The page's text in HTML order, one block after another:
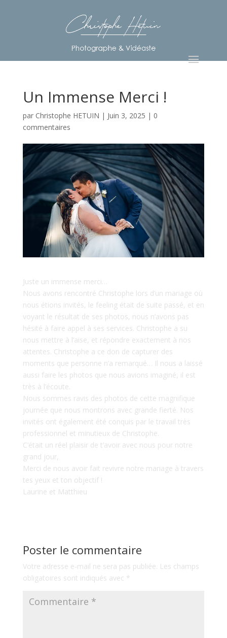
Un Immense Merci !
par Christophe HETUIN | Juin 3, 2025 | 0
commentaires
Juste un immense merci…
Nous avons rencontré Christophe lors d’un mariage où
nous étions invités, le feeling était de suite passé, et en
voyant le résultat de ses photos, nous n’avons pas
hésité à faire appel à ses services. Christophe a su
nous mettre à l’aise, et répondre exactement à nos
attentes. Christophe a ce don de capturer des
moments que personne n’a remarqué… Il nous a laissé
aussi faire les photos que nous avions imaginé, il est
très à l’écoute.
Nous sommes ravis des photos de cette magnifique
journée que nous montrons avec grande fierté. Nos
invités ont également été conquis par le travail très
professionnel et minutieux de Christophe.
C’était un réel plaisir de t’avoir avec nous pour notre
grand jour,
Merci de nous avoir fait revivre notre mariage à travers
tes yeux et ton objectif !
Laurine et Matthieu
Poster le commentaire
Votre adresse e-mail ne sera pas publiée. Les champs
obligatoires sont indiqués avec *